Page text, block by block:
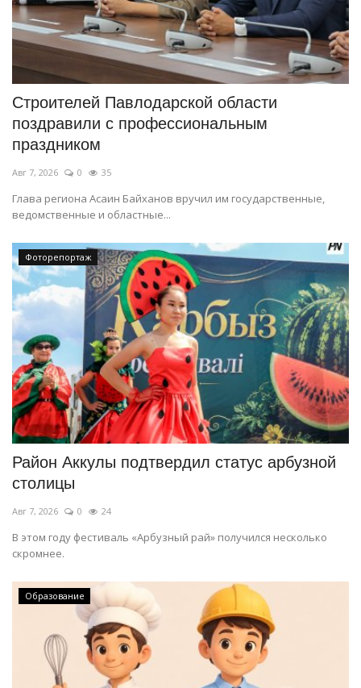
СПЕЦПРОЕКТЫ
СПОРТ
Чек-лист
РАЗВЛЕЧЕНИЯ
OFFICIAL
Язык
Қазақша Русский
Строителей Павлодарской области
поздравили с профессиональным
праздником
Авг 7, 2026 0 35
Глава региона Асаин Байханов вручил им государственные,
ведомственные и областные...
Фоторепортаж
Район Аккулы подтвердил статус арбузной
столицы
Авг 7, 2026 0 24
В этом году фестиваль «Арбузный рай» получился несколько
скромнее.
Образование